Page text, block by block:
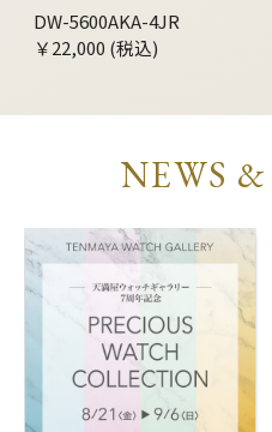
DW-5600AKA-4JR
￥22,000 (税込)
NEWS